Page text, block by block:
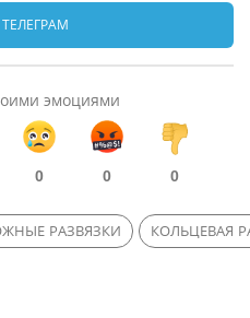
эмоциями
0 0 0
РАЗВЯЗКИ КОЛЬЦЕВАЯ